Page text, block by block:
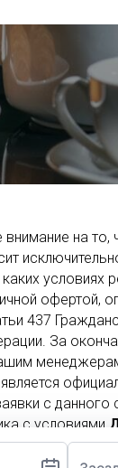
на то,
условиях
офертой,
437
За
с данного
с условиями
бронирования,